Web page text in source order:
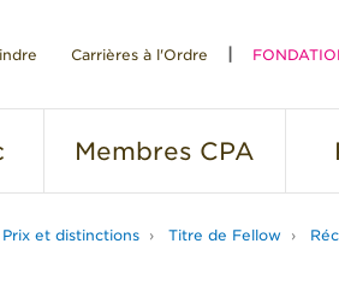
Carrières à l'Ordre
Membres CPA
Prix et distinctions Titre de Fellow